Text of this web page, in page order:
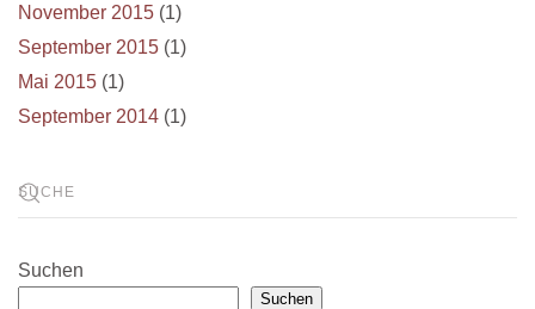
November 2015 (1)
September 2015 (1)
Mai 2015 (1)
September 2014 (1)
Suchen
Suchen